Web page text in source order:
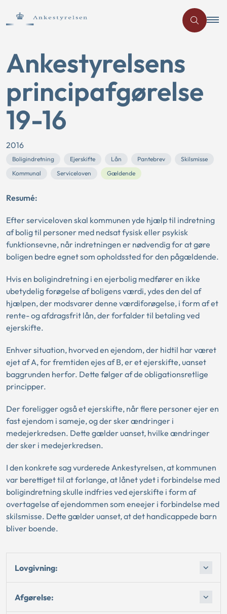
Ankestyrelsens
principafgørelse
19-16
2016
Boligindretning Ejerskifte Lån Pantebrev
Skilsmisse
Kommunal
Serviceloven Gældende
Resumé:
Efter serviceloven skal kommunen yde hjælp til indretning
af bolig til personer med nedsat fysisk eller psykisk
funktionsevne, når indretningen er nødvendig for at gøre
boligen bedre egnet som opholdssted for den pågældende.
Hvis en boligindretning i en ejerbolig medfører en ikke
ubetydelig forøgelse af boligens værdi, ydes den del af
hjælpen, der modsvarer denne værdiforøgelse, i form af et
rente- og afdragsfrit lån, der forfalder til betaling ved
ejerskifte.
Enhver situation, hvorved en ejendom, der hidtil har været
ejet af A, for fremtiden ejes af B, er et ejerskifte, uanset
baggrunden herfor. Dette følger af de obligationsretlige
principper.
Der foreligger også et ejerskifte, når flere personer ejer en
fast ejendom i sameje, og der sker ændringer i
medejerkredsen. Dette gælder uanset, hvilke ændringer
der sker i medejerkredsen.
I den konkrete sag vurderede Ankestyrelsen, at kommunen
var berettiget til at forlange, at lånet ydet i forbindelse med
boligindretning skulle indfries ved ejerskifte i form af
overtagelse af ejendommen som eneejer i forbindelse med
skilsmisse. Dette gælder uanset, at det handicappede barn
bliver boende.
Lovgivning:
Afgørelse: